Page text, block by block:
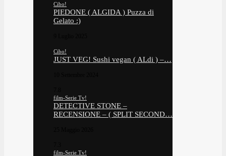
Cibo!
PIEDONE ( ALGIDA ) Puzza di
Gelato :)
Cibo!
JUST VEG! Sushi vegan ( ALdi ) –…
film-Serie Tv!
DETECTIVE STONE –
RECENSIONE – ( SPLIT SECOND…
film-Serie Tv!